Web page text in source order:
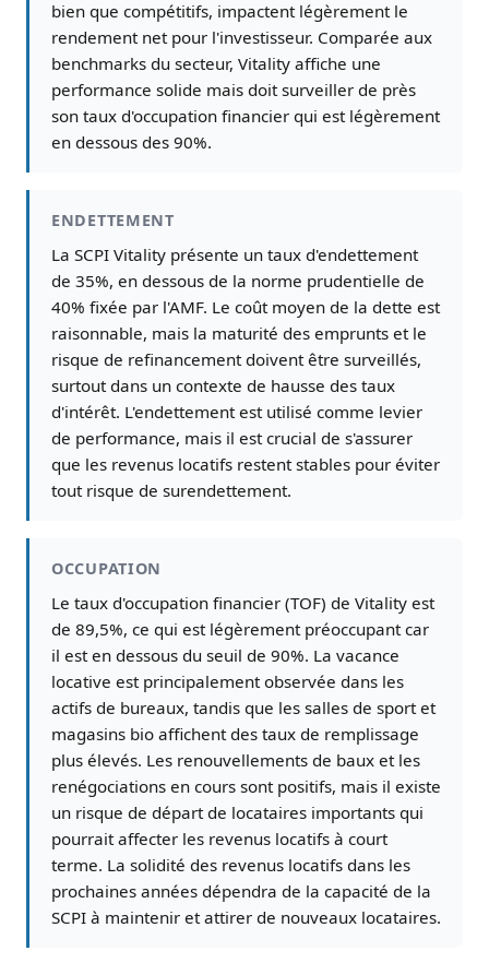
bien que compétitifs, impactent légèrement le
rendement net pour l'investisseur. Comparée aux
benchmarks du secteur, Vitality affiche une
performance solide mais doit surveiller de près
son taux d'occupation financier qui est légèrement
en dessous des 90%.
ENDETTEMENT
La SCPI Vitality présente un taux d'endettement
de 35%, en dessous de la norme prudentielle de
40% fixée par l'AMF. Le coût moyen de la dette est
raisonnable, mais la maturité des emprunts et le
risque de refinancement doivent être surveillés,
surtout dans un contexte de hausse des taux
d'intérêt. L'endettement est utilisé comme levier
de performance, mais il est crucial de s'assurer
que les revenus locatifs restent stables pour éviter
tout risque de surendettement.
OCCUPATION
Le taux d'occupation financier (TOF) de Vitality est
de 89,5%, ce qui est légèrement préoccupant car
il est en dessous du seuil de 90%. La vacance
locative est principalement observée dans les
actifs de bureaux, tandis que les salles de sport et
magasins bio affichent des taux de remplissage
plus élevés. Les renouvellements de baux et les
renégociations en cours sont positifs, mais il existe
un risque de départ de locataires importants qui
pourrait affecter les revenus locatifs à court
terme. La solidité des revenus locatifs dans les
prochaines années dépendra de la capacité de la
SCPI à maintenir et attirer de nouveaux locataires.